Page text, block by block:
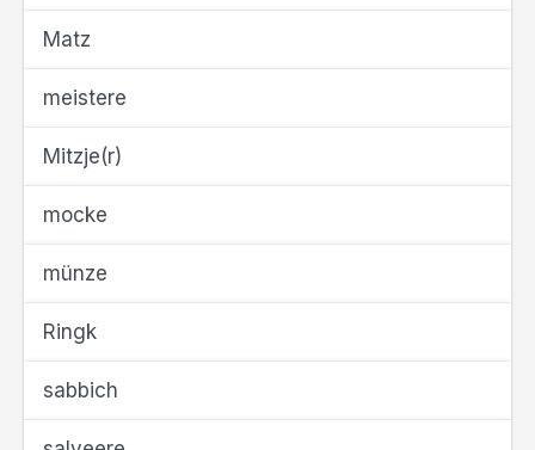
Matz
meistere
Mitzje(r)
mocke
münze
Ringk
sabbich